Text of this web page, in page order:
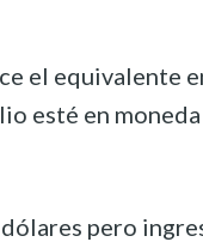
el equivalente
en
pero